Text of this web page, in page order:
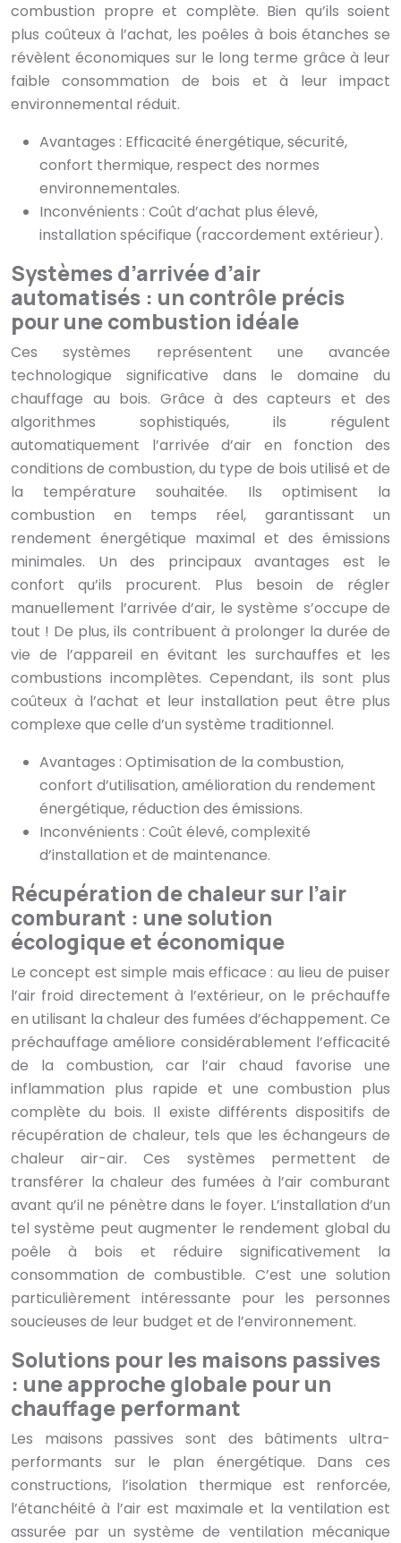
combustion propre et complète. Bien qu’ils soient
plus coûteux à l’achat, les poêles à bois étanches se
révèlent économiques sur le long terme grâce à leur
faible consommation de bois et à leur impact
environnemental réduit.
Avantages : Efficacité énergétique, sécurité,
confort thermique, respect des normes
environnementales.
Inconvénients : Coût d’achat plus élevé,
installation spécifique (raccordement extérieur).
Systèmes d’arrivée d’air
automatisés : un contrôle précis
pour une combustion idéale
Ces systèmes représentent une avancée
technologique significative dans le domaine du
chauffage au bois. Grâce à des capteurs et des
algorithmes sophistiqués, ils régulent
automatiquement l’arrivée d’air en fonction des
conditions de combustion, du type de bois utilisé et de
la température souhaitée. Ils optimisent la
combustion en temps réel, garantissant un
rendement énergétique maximal et des émissions
minimales. Un des principaux avantages est le
confort qu’ils procurent. Plus besoin de régler
manuellement l’arrivée d’air, le système s’occupe de
tout ! De plus, ils contribuent à prolonger la durée de
vie de l’appareil en évitant les surchauffes et les
combustions incomplètes. Cependant, ils sont plus
coûteux à l’achat et leur installation peut être plus
complexe que celle d’un système traditionnel.
Avantages : Optimisation de la combustion,
confort d’utilisation, amélioration du rendement
énergétique, réduction des émissions.
Inconvénients : Coût élevé, complexité
d’installation et de maintenance.
Récupération de chaleur sur l’air
comburant : une solution
écologique et économique
Le concept est simple mais efficace : au lieu de puiser
l’air froid directement à l’extérieur, on le préchauffe
en utilisant la chaleur des fumées d’échappement. Ce
préchauffage améliore considérablement l’efficacité
de la combustion, car l’air chaud favorise une
inflammation plus rapide et une combustion plus
complète du bois. Il existe différents dispositifs de
récupération de chaleur, tels que les échangeurs de
chaleur air-air. Ces systèmes permettent de
transférer la chaleur des fumées à l’air comburant
avant qu’il ne pénètre dans le foyer. L’installation d’un
tel système peut augmenter le rendement global du
poêle à bois et réduire significativement la
consommation de combustible. C’est une solution
particulièrement intéressante pour les personnes
soucieuses de leur budget et de l’environnement.
Solutions pour les maisons passives
: une approche globale pour un
chauffage performant
Les maisons passives sont des bâtiments ultra-
performants sur le plan énergétique. Dans ces
constructions, l’isolation thermique est renforcée,
l’étanchéité à l’air est maximale et la ventilation est
assurée par un système de ventilation mécanique